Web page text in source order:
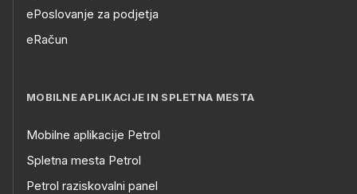
ePoslovanje za podjetja
eRačun
MOBILNE APLIKACIJE IN SPLETNA MESTA
Mobilne aplikacije Petrol
Spletna mesta Petrol
Petrol raziskovalni panel